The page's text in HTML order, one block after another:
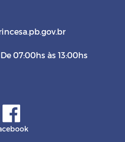
07:00hs às 13:00hs